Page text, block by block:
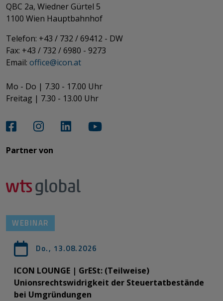
QBC 2a, Wiedner Gürtel 5
​​​​​​​1100 Wien Hauptbahnhof
Telefon: +43 / 732 / 69412 - DW
Fax: +43 / 732 / 6980 - 9273
​​​​​​​Email: office@­icon.at
Mo - Do | 7.30 - 17.00 Uhr
Freitag | 7.30 - 13.00 Uhr​​​​​​​
Partner von​​​​​​
WEBINAR
Do., 13.08.2026
ICON LOUNGE | GrESt: (Teilweise)
Unionsrechtswidrigkeit der Steuertatbestände
bei Umgründungen